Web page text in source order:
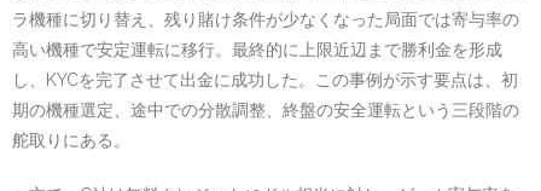
ラ機種に切り替え、残り賭け条件が少なくなった局面では寄与率の
高い機種で安定運転に移行。最終的に上限近辺まで勝利金を形成
し、KYCを完了させて出金に成功した。この事例が示す要点は、初
期の機種選定、途中での分散調整、終盤の安全運転という三段階の
舵取りにある。